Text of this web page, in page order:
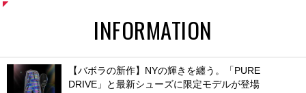
INFORMATION
【バボラの新作】NYの輝きを纏う。「PURE
DRIVE」と最新シューズに限定モデルが登場